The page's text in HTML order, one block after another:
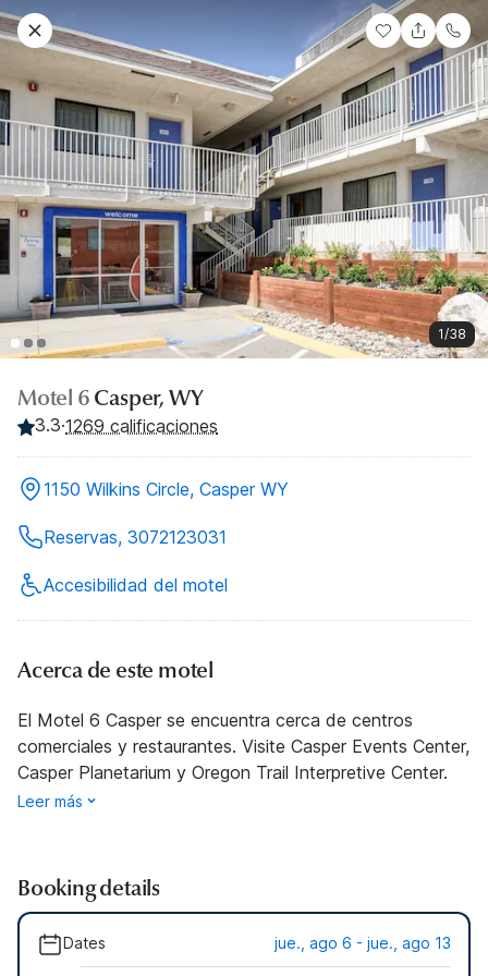
1/38
Motel 6 Casper, WY
3.3·1269 calificaciones
1150 Wilkins Circle, Casper WY
Reservas, 3072123031
Accesibilidad del motel
Acerca de este motel
El Motel 6 Casper se encuentra cerca de centros
comerciales y restaurantes. Visite Casper Events Center,
Casper Planetarium y Oregon Trail Interpretive Center.
Leer más
Booking details
Dates jue., ago 6 - jue., ago 13